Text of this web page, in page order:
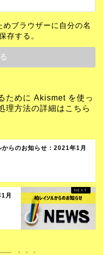
ブラウザーに自分の名
存する。
ために Akismet を使っ
理方法の詳細はこちら
からのお知らせ：2021年1月
月